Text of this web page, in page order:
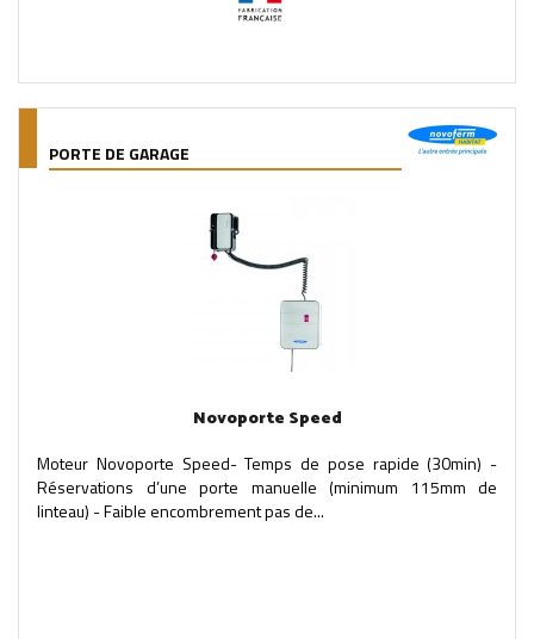
PORTE DE GARAGE
Novoporte Speed
Moteur Novoporte Speed- Temps de pose rapide (30min) -
Réservations d’une porte manuelle (minimum 115mm de
linteau) - Faible encombrement pas de...